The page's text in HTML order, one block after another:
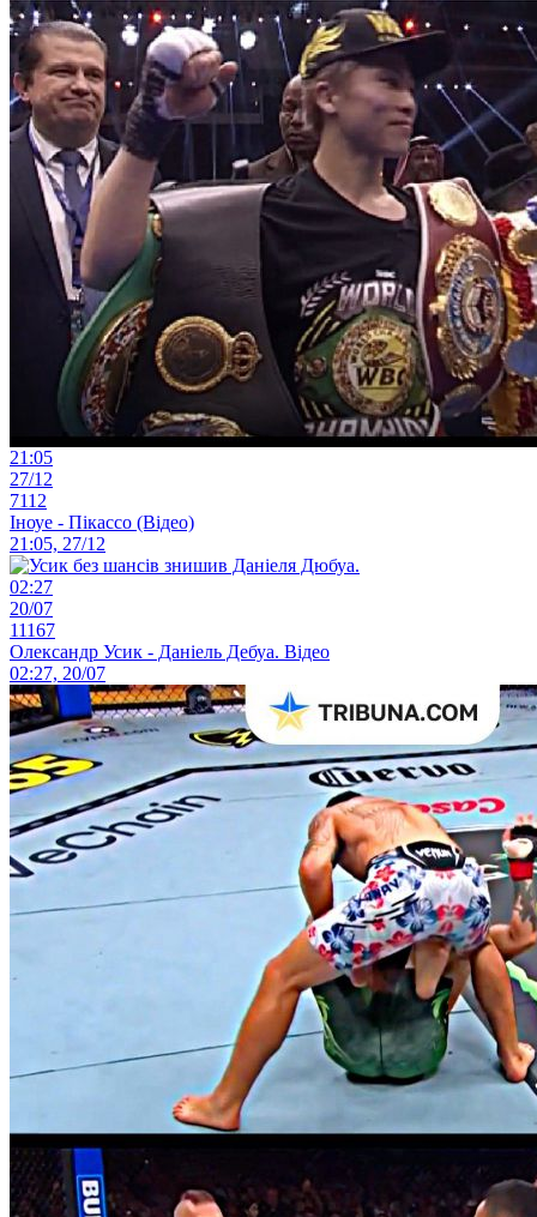
21:05
27/12
7112
Іноуе - Пікассо (Відео)
21:05, 27/12
02:27
20/07
11167
Олександр Усик - Даніель Дебуа. Відео
02:27, 20/07